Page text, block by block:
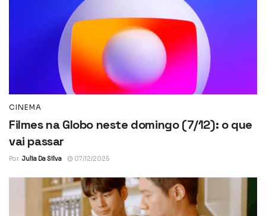
CINEMA
Filmes na Globo neste domingo (7/12): o que
vai passar
Por Julia Da Silva 07/12/2025